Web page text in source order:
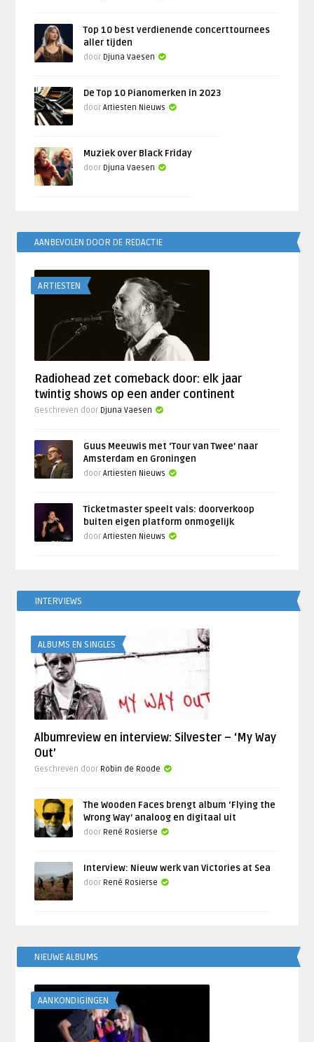
Top 10 best verdienende concerttournees
aller tijden
door Djuna Vaesen
De Top 10 Pianomerken in 2023
doorArtiesten Nieuws
Muziek over Black Friday
door Djuna Vaesen
AANBEVOLEN DOOR DE REDACTIE
ARTIESTEN
Radiohead zet comeback door: elk jaar
twintig shows op een ander continent
Geschreven door Djuna Vaesen
Guus Meeuwis met ‘Tour van Twee’ naar
Amsterdam en Groningen
doorArtiesten Nieuws
Ticketmaster speelt vals: doorverkoop
buiten eigen platform onmogelijk
doorArtiesten Nieuws
INTERVIEWS
ALBUMS EN SINGLES
Albumreview en interview: Silvester – ‘My Way
Out’
Geschreven door Robin de Roode
The Wooden Faces brengt album ‘Flying the
Wrong Way’ analoog en digitaal uit
door René Rosierse
Interview: Nieuw werk van Victories at Sea
door René Rosierse
NIEUWE ALBUMS
AANKONDIGINGEN